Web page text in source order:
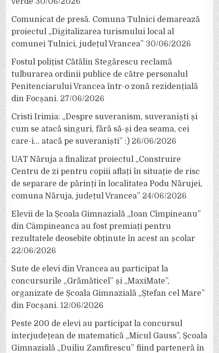
Comunicat de presă. Comuna Tulnici demarează
proiectul „Digitalizarea turismului local al
comunei Tulnici, județul Vrancea” 30/06/2026
Fostul polițist Cătălin Stegărescu reclamă
tulburarea ordinii publice de către personalul
Penitenciarului Vrancea într-o zonă rezidențială
din Focșani. 27/06/2026
Cristi Irimia: „Despre suveranism, suveraniști și
cum se atacă singuri, fără să-și dea seama, cei
care-i… atacă pe suveraniști” :) 26/06/2026
UAT Năruja a finalizat proiectul „Construire
Centru de zi pentru copiii aflați în situație de risc
de separare de părinți în localitatea Podu Nărujei,
comuna Năruja, județul Vrancea” 24/06/2026
Elevii de la Școala Gimnazială „Ioan Cîmpineanu”
din Câmpineanca au fost premiați pentru
rezultatele deosebite obținute în acest an școlar
22/06/2026
Sute de elevi din Vrancea au participat la
concursurile „Grămăticel” și „MaxiMate”,
organizate de Școala Gimnazială „Ștefan cel Mare”
din Focșani. 12/06/2026
Peste 200 de elevi au participat la concursul
interjudețean de matematică „Micul Gauss”, Școala
Gimnazială „Duiliu Zamfirescu” fiind parteneră în